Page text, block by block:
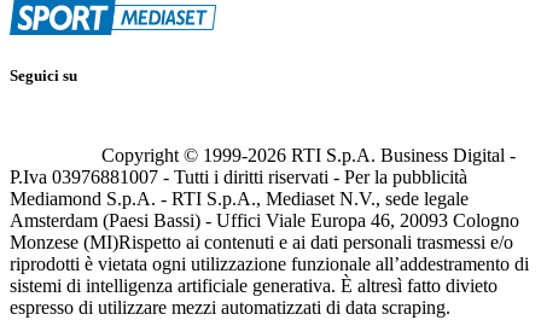
Seguici su
Copyright © 1999-2026 RTI S.p.A. Business Digital -
P.Iva 03976881007 - Tutti i diritti riservati - Per la pubblicità
Mediamond S.p.A. - RTI S.p.A., Mediaset N.V., sede legale
Amsterdam (Paesi Bassi) - Uffici Viale Europa 46, 20093 Cologno
Monzese (MI)Rispetto ai contenuti e ai dati personali trasmessi e/o
riprodotti è vietata ogni utilizzazione funzionale all’addestramento di
sistemi di intelligenza artificiale generativa. È altresì fatto divieto
espresso di utilizzare mezzi automatizzati di data scraping.